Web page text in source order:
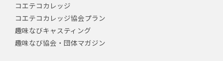
コエテコカレッジ
コエテコカレッジ協会プラン
趣味なびキャスティング
趣味なび協会・団体マガジン